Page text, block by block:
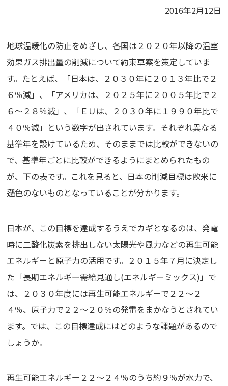
2016年2月12日
地球温暖化の防止をめざし、各国は２０２０年以降の温室
効果ガス排出量の削減について約束草案を策定していま
す。たとえば、「日本は、２０３０年に２０１３年比で２
６％減」、「アメリカは、２０２５年に２００５年比で２
６～２８％減」、「ＥＵは、２０３０年に１９９０年比で
４０％減」という数字が出されています。それぞれ異なる
基準年を設けているため、そのままでは比較ができないの
で、基準年ごとに比較ができるようにまとめられたもの
が、下の表です。これを見ると、日本の削減目標は欧米に
遜色のないものとなっていることが分かります。
日本が、この目標を達成するうえでカギとなるのは、発電
時に二酸化炭素を排出しない太陽光や風力などの再生可能
エネルギーと原子力の活用です。２０１５年７月に決定し
た「長期エネルギー需給見通し(エネルギーミックス)」で
は、２０３０年度には再生可能エネルギーで２２～２
４％、原子力で２２～２０％の発電をまかなうとされてい
ます。では、この目標達成にはどのような課題があるので
しょうか。
再生可能エネルギー２２～２４％のうち約９％が水力で、